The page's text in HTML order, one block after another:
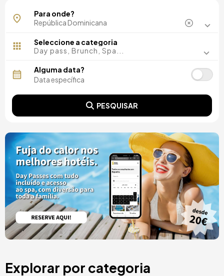
La Altagracia
Puerto Plata
Punta Cana
Para onde?
Seleccione a categoria
Day pass, Brunch, Spa...
Alguma data?
PESQUISAR
Explorar por categoria